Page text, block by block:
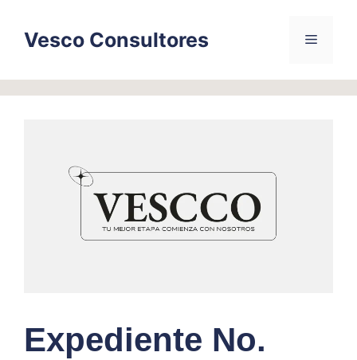
contentVesco Consultores Menu
Expediente No.